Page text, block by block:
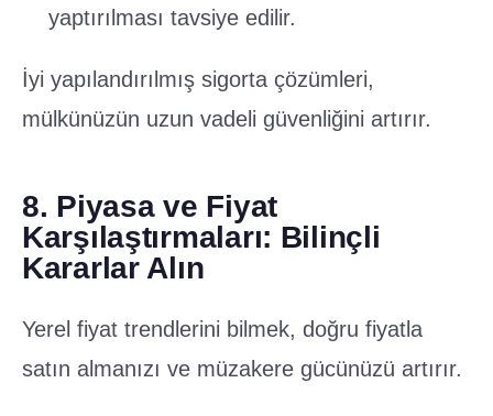
yaptırılması tavsiye edilir.
İyi yapılandırılmış sigorta çözümleri,
mülkünüzün uzun vadeli güvenliğini artırır.
8. Piyasa ve Fiyat
Karşılaştırmaları: Bilinçli
Kararlar Alın
Yerel fiyat trendlerini bilmek, doğru fiyatla
satın almanızı ve müzakere gücünüzü artırır.